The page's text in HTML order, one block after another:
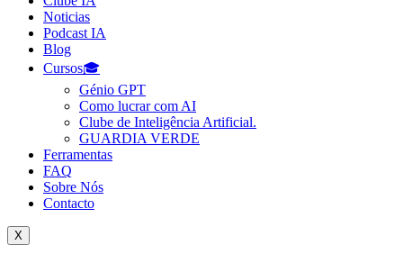
Noticias
Podcast IA
Blog
Cursos🎓
Génio GPT
Como lucrar com AI
Clube de Inteligência Artificial.
GUARDIA VERDE
Ferramentas
FAQ
Sobre Nós
Contacto
X